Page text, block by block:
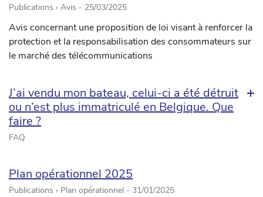
Publications › Avis - 25/03/2025
Avis concernant une proposition de loi visant à renforcer la
protection et la responsabilisation des consommateurs sur
le marché des télécommunications
J’ai vendu mon bateau, celui-ci a été détruit
ou n’est plus immatriculé en Belgique. Que
faire ?
FAQ
Plan opérationnel 2025
Publications › Plan opérationnel - 31/01/2025